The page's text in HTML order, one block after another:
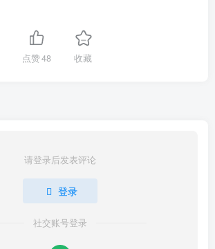
点赞48 收藏
请登录后发表评论
登录
社交账号登录